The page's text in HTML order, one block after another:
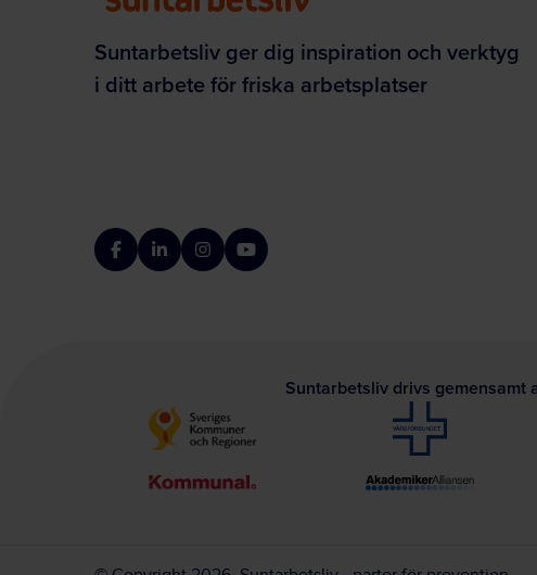
Suntarbetsliv ger dig inspiration och verktyg
i ditt arbete för friska arbetsplatser
FacebookLinkedInInstagramYouTube
Suntarbetsliv drivs gemensamt